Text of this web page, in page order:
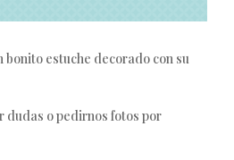
bonito estuche decorado con su
dudas o pedirnos fotos por